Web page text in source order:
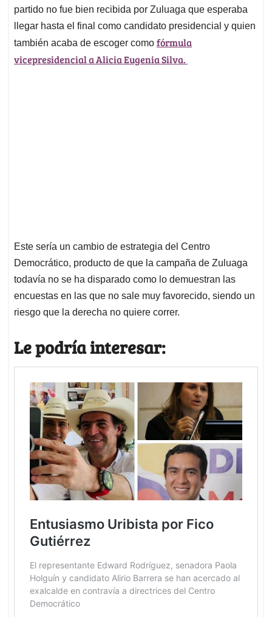
partido no fue bien recibida por Zuluaga que esperaba
llegar hasta el final como candidato presidencial y quien
también acaba de escoger como fórmula
vicepresidencial a Alicia Eugenia Silva.
Este sería un cambio de estrategia del Centro
Democrático, producto de que la campaña de Zuluaga
todavía no se ha disparado como lo demuestran las
encuestas en las que no sale muy favorecido, siendo un
riesgo que la derecha no quiere correr.
Le podría interesar: